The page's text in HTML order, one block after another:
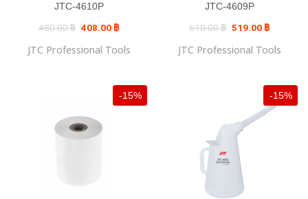
JTC-4610P
480.00฿
Original
price
480.00 ฿.
408.00 ฿Current
price
408.00 ฿.
JTC Professional Tools
JTC-4609P
610.00฿ Original
price
610.00 ฿.
519.00 ฿Current
price
519.00 ฿.
JTC Professional Tools
-15% -15%